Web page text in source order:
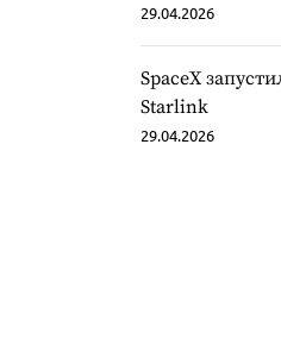
29.04.2026
SpaceX
Starlink
29.04.2026